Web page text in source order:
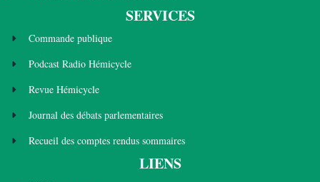
SERVICES
Commande publique
Podcast Radio Hémicycle
Revue Hémicycle
Journal des débats parlementaires
Recueil des comptes rendus sommaires
LIENS